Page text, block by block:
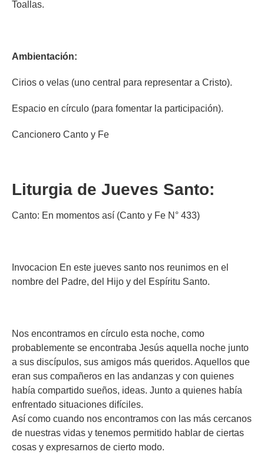
Toallas.
Ambientación:
Cirios o velas (uno central para representar a Cristo).
Espacio en círculo (para fomentar la participación).
Cancionero Canto y Fe
Liturgia de Jueves Santo:
Canto: En momentos así (Canto y Fe N° 433)
Invocacion En este jueves santo nos reunimos en el
nombre del Padre, del Hijo y del Espíritu Santo.
Nos encontramos en círculo esta noche, como
probablemente se encontraba Jesús aquella noche junto
a sus discípulos, sus amigos más queridos. Aquellos que
eran sus compañeros en las andanzas y con quienes
había compartido sueños, ideas. Junto a quienes había
enfrentado situaciones difíciles.
Así como cuando nos encontramos con las más cercanos
de nuestras vidas y tenemos permitido hablar de ciertas
cosas y expresarnos de cierto modo.